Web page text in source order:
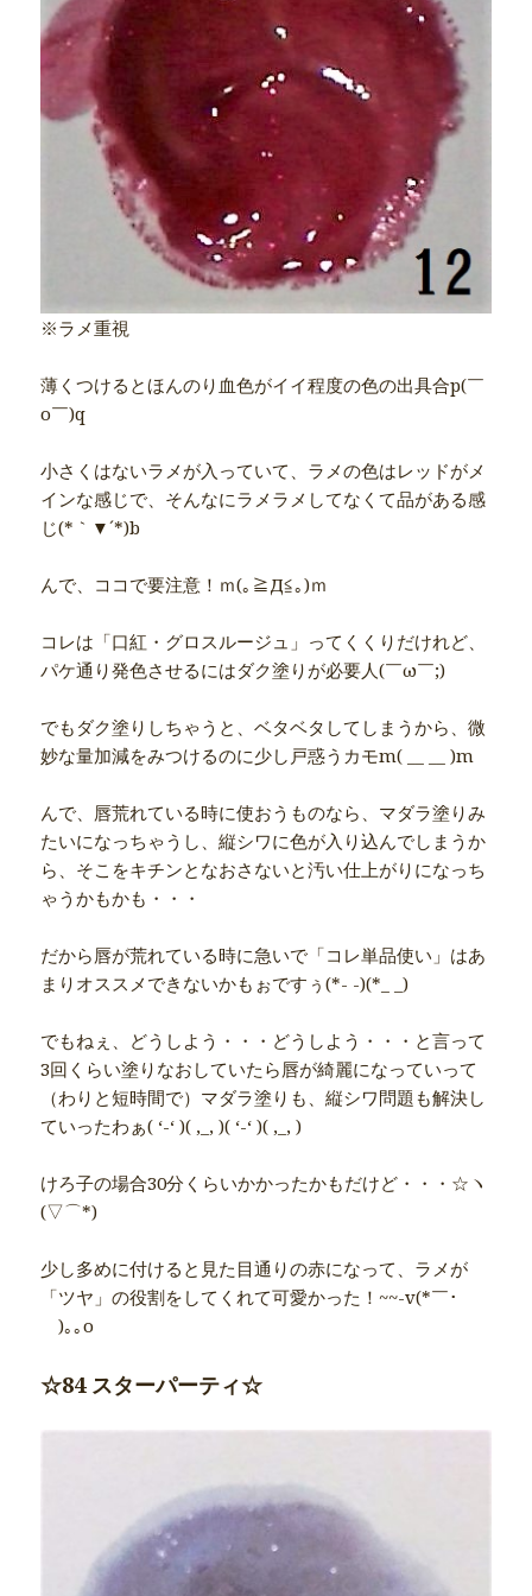
※ラメ重視
薄くつけるとほんのり血色がイイ程度の色の出具合p(￣
o￣)q
小さくはないラメが入っていて、ラメの色はレッドがメ
インな感じで、そんなにラメラメしてなくて品がある感
じ(*｀▼´*)b
んで、ココで要注意！ｍ(｡≧Д≦｡)ｍ
コレは「口紅・グロスルージュ」ってくくりだけれど、
パケ通り発色させるにはダク塗りが必要人(￣ω￣;)
でもダク塗りしちゃうと、ベタベタしてしまうから、微
妙な量加減をみつけるのに少し戸惑うカモm( __ __ )m
んで、唇荒れている時に使おうものなら、マダラ塗りみ
たいになっちゃうし、縦シワに色が入り込んでしまうか
ら、そこをキチンとなおさないと汚い仕上がりになっち
ゃうかもかも・・・
だから唇が荒れている時に急いで「コレ単品使い」はあ
まりオススメできないかもぉですぅ(*- -)(*_ _)
でもねぇ、どうしよう・・・どうしよう・・・と言って
3回くらい塗りなおしていたら唇が綺麗になっていって
（わりと短時間で）マダラ塗りも、縦シワ問題も解決し
ていったわぁ( ‘-‘ )( ,_, )( ‘-‘ )( ,_, )
けろ子の場合30分くらいかかったかもだけど・・・☆ヽ
(▽⌒*)
少し多めに付けると見た目通りの赤になって、ラメが
「ツヤ」の役割をしてくれて可愛かった！~~-v(*￣･
￣)｡｡o
☆84 スターパーティ☆